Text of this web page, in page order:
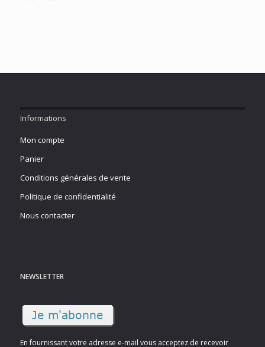
Informations
Mon compte
Panier
Conditions générales de vente
Politique de confidentialité
Nous contacter
NEWSLETTER
En fournissant votre adresse e-mail vous acceptez de recevoir